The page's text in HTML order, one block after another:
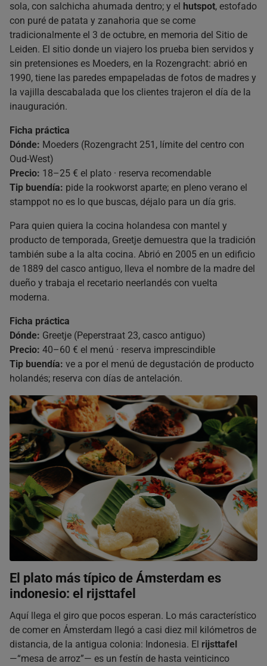
sola, con salchicha ahumada dentro; y el hutspot, estofado
con puré de patata y zanahoria que se come
tradicionalmente el 3 de octubre, en memoria del Sitio de
Leiden. El sitio donde un viajero los prueba bien servidos y
sin pretensiones es Moeders, en la Rozengracht: abrió en
1990, tiene las paredes empapeladas de fotos de madres y
la vajilla descabalada que los clientes trajeron el día de la
inauguración.
Ficha práctica
Dónde: Moeders (Rozengracht 251, límite del centro con
Oud-West)
Precio: 18–25 € el plato · reserva recomendable
Tip buendía: pide la rookworst aparte; en pleno verano el
stamppot no es lo que buscas, déjalo para un día gris.
Para quien quiera la cocina holandesa con mantel y
producto de temporada, Greetje demuestra que la tradición
también sube a la alta cocina. Abrió en 2005 en un edificio
de 1889 del casco antiguo, lleva el nombre de la madre del
dueño y trabaja el recetario neerlandés con vuelta
moderna.
Ficha práctica
Dónde: Greetje (Peperstraat 23, casco antiguo)
Precio: 40–60 € el menú · reserva imprescindible
Tip buendía: ve a por el menú de degustación de producto
holandés; reserva con días de antelación.
El plato más típico de Ámsterdam es
indonesio: el rijsttafel
Aquí llega el giro que pocos esperan. Lo más característico
de comer en Ámsterdam llegó a casi diez mil kilómetros de
distancia, de la antigua colonia: Indonesia. El rijsttafel
—“mesa de arroz”— es un festín de hasta veinticinco